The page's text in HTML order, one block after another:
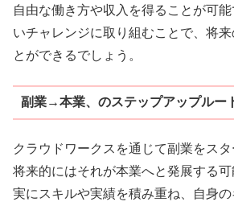
自由な働き方や収入を得ることが可
いチャレンジに取り組むことで、将
とができるでしょう。
副業→本業、のステップアップルー
クラウドワークスを通じて副業をスタ
将来的にはそれが本業へと発展する
実にスキルや実績を積み重ね、自身